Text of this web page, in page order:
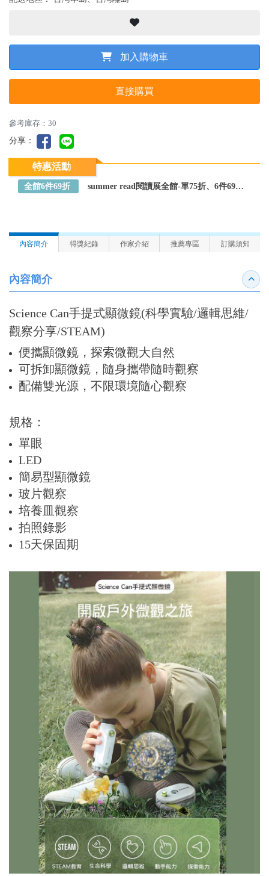
加入購物車
直接購買
參考庫存：30
分享：
特惠活動
全館6件69折 summer read閱讀展全館-單75折、6件69折～全館任選
內容簡介 得獎紀錄 作家介紹 推薦專區 訂購須知
內容簡介 收合
Science Can手提式顯微鏡(科學實驗/邏輯思維/
觀察分享/STEAM)
便攜顯微鏡，探索微觀大自然
可拆卸顯微鏡，隨身攜帶隨時觀察
配備雙光源，不限環境隨心觀察
規格：
單眼
LED
簡易型顯微鏡
玻片觀察
培養皿觀察
拍照錄影
15天保固期